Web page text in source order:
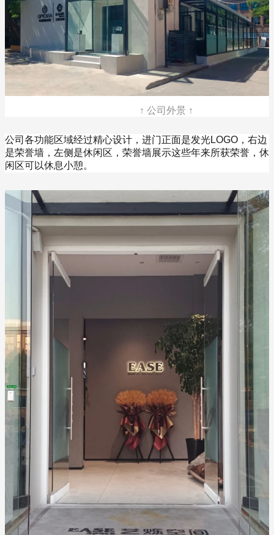
↑ 公司外景 ↑
公司各功能区域经过精心设计，进门正面是发光LOGO，右边
是荣誉墙，左侧是休闲区，荣誉墙展示这些年来所获荣誉，休
闲区可以休息小憩。